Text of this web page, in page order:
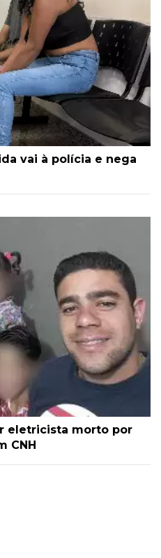
vai à polícia e nega
eletricista morto por
CNH